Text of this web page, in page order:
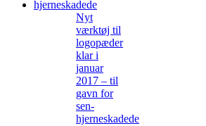
Nyt
værktøj til
logopæder
klar i
januar
2017 – til
gavn for
sen-
hjerneskadede